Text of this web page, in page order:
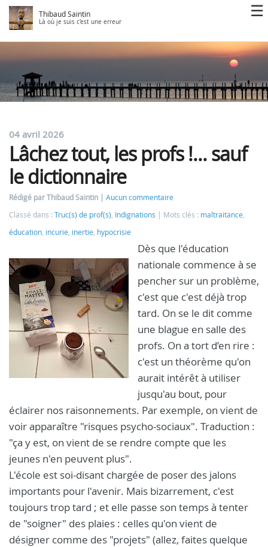
Thibaud Saintin
Là où je suis c'est une erreur
04 avril 2026
Lâchez tout, les profs !... sauf
le dictionnaire
Rédigé par Thibaud Saintin
Aucun commentaire
Classé dans : Truc(s) de prof(s), Indignations Mots clés : maltraitance,
éducation, incurie, inertie, hypocrisie
Dès que l'éducation
nationale commence à se
pencher sur un problème,
c'est que c'est déjà trop
tard. On se le dit comme
une blague en salle des
profs. On a tort d’en rire :
c'est un théorème qu'on
aurait intérêt à utiliser
jusqu'au bout, pour
éclairer nos raisonnements. Par exemple, on vient de
voir apparaître "risques psycho-sociaux". Traduction :
"ça y est, on vient de se rendre compte que les
jeunes n'en peuvent plus".
L'école est soi-disant chargée de poser des jalons
importants pour l'avenir. Mais bizarrement, c'est
toujours trop tard ; et elle passe son temps à tenter
de "soigner" des plaies : celles qu'on vient de
désigner comme des "projets" (allez, faites quelque